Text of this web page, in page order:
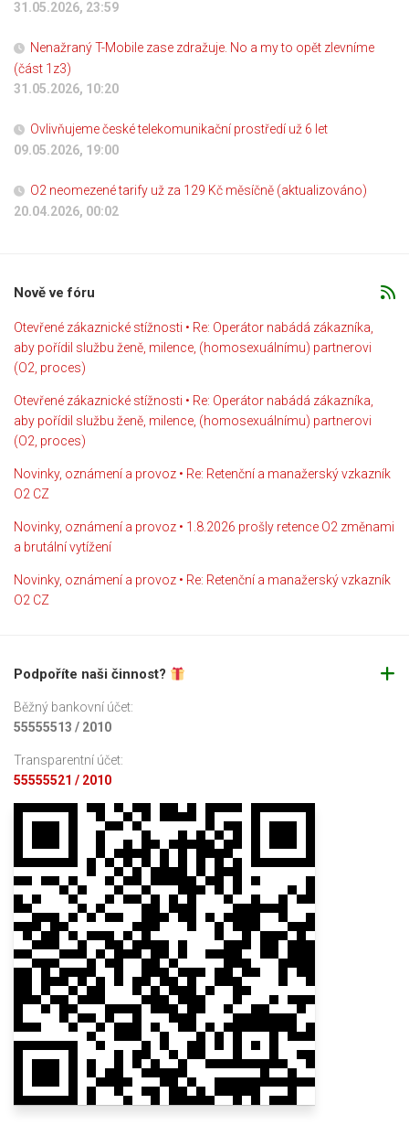
31.05.2026, 23:59
Nenažraný T-Mobile zase zdražuje. No a my to opět zlevníme
(část 1z3)
31.05.2026, 10:20
Ovlivňujeme české telekomunikační prostředí už 6 let
09.05.2026, 19:00
O2 neomezené tarify už za 129 Kč měsíčně (aktualizováno)
20.04.2026, 00:02
Nově ve fóru
Otevřené zákaznické stížnosti • Re: Operátor nabádá zákazníka,
aby pořídil službu ženě, milence, (homosexuálnímu) partnerovi
(O2, proces)
Otevřené zákaznické stížnosti • Re: Operátor nabádá zákazníka,
aby pořídil službu ženě, milence, (homosexuálnímu) partnerovi
(O2, proces)
Novinky, oznámení a provoz • Re: Retenční a manažerský vzkazník
O2 CZ
Novinky, oznámení a provoz • 1.8.2026 prošly retence O2 změnami
a brutální vytížení
Novinky, oznámení a provoz • Re: Retenční a manažerský vzkazník
O2 CZ
Podpoříte naši činnost?
Běžný bankovní účet:
55555513 / 2010
Transparentní účet:
55555521 / 2010